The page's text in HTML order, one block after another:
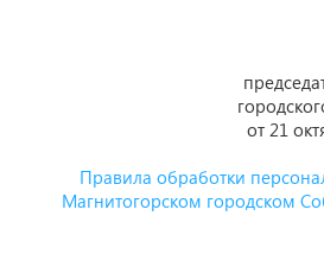
от 21
Правила обработки
Магнитогорском городском